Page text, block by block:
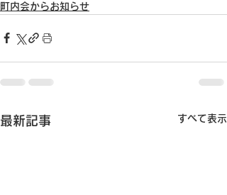
町内会からお知らせ
最新記事 すべて表示